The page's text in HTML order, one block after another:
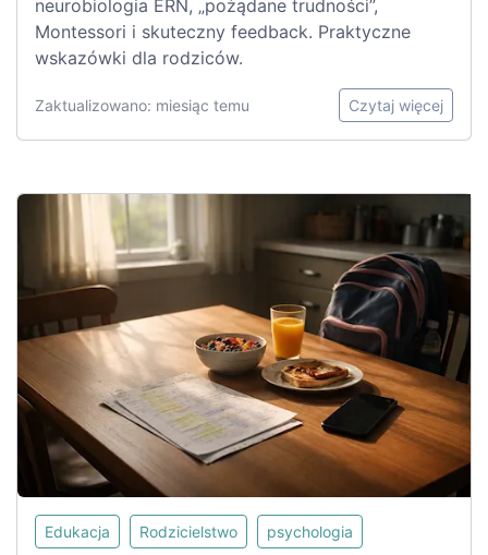
neurobiologia ERN, „pożądane trudności”,
Montessori i skuteczny feedback. Praktyczne
wskazówki dla rodziców.
Zaktualizowano: miesiąc temu Czytaj więcej
Edukacja Rodzicielstwo psychologia